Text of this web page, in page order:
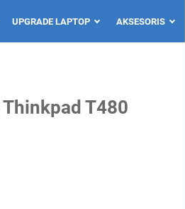
UPGRADE LAPTOP AKSESORIS
T480